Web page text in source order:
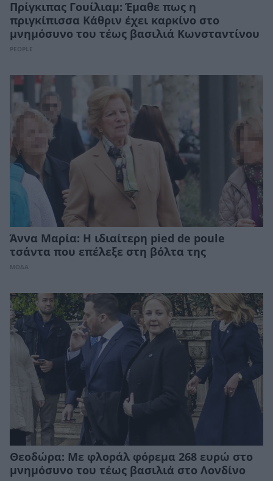
Πρίγκιπας Γουίλιαμ: Έμαθε πως η
πριγκίπισσα Κάθριν έχει καρκίνο στο
μνημόσυνο του τέως βασιλιά Κωνσταντίνου
PEOPLE
Άννα Μαρία: Η ιδιαίτερη pied de poule
τσάντα που επέλεξε στη βόλτα της
ΜΟΔΑ
Θεοδώρα: Με φλοράλ φόρεμα 268 ευρώ στο
μνημόσυνο του τέως βασιλιά στο Λονδίνο